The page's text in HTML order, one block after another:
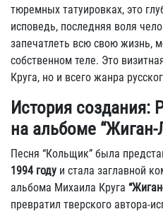
тюремных татуировках, это
исповедь, последняя воля
запечатлеть всю свою жизнь,
собственном теле. Это
Круга, но и всего жанра
История создания:
на альбоме
Песня “Кольщик” была
1994 году и стала заглавной
альбома Михаила Круга
превратил тверского автора-